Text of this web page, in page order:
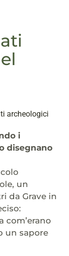
archeologici
i
disegnano
un
da Grave in
com’erano
un sapore